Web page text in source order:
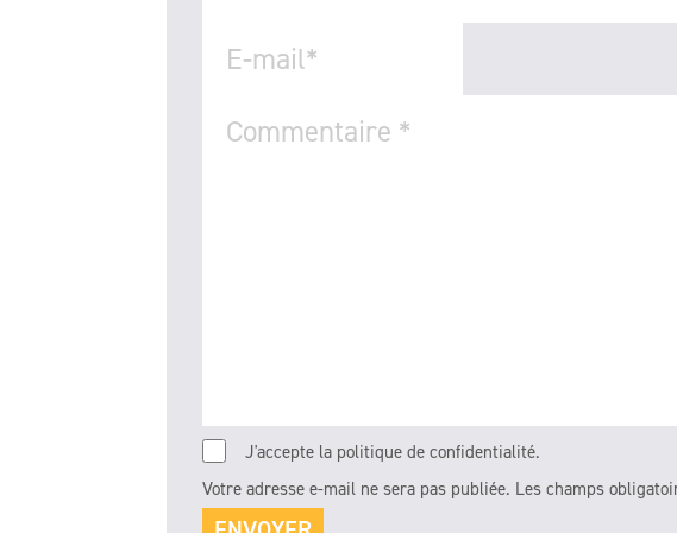
Votre adresse e-mail ne sera pas publiée. Les champs
Commentaire *
E-mail*
J'accepte la politique de confidentialité.